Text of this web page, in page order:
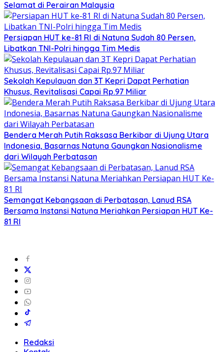
Selamat di Perairan Malaysia
Persiapan HUT ke-81 RI di Natuna Sudah 80 Persen,
Libatkan TNI-Polri hingga Tim Medis
Sekolah Kepulauan dan 3T Kepri Dapat Perhatian
Khusus, Revitalisasi Capai Rp.97 Miliar
Bendera Merah Putih Raksasa Berkibar di Ujung Utara
Indonesia, Basarnas Natuna Gaungkan Nasionalisme
dari Wilayah Perbatasan
Semangat Kebangsaan di Perbatasan, Lanud RSA
Bersama Instansi Natuna Meriahkan Persiapan HUT Ke-
81 RI
Redaksi